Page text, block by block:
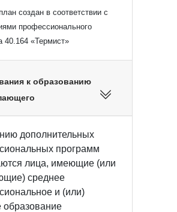
создан в соответствии с
профессионального
40.164 «Термист»
к образованию
дополнительных
программ
лица, имеющие (или
среднее
и (или)